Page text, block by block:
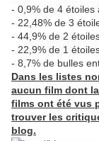
- 0,9% de 4 étoiles
- 22,48% de 3
- 44,9% de 2
- 22,9% de 1
- 8,7% de bulles
Dans les listes
aucun film dont
films ont été vus
trouver les
blog.